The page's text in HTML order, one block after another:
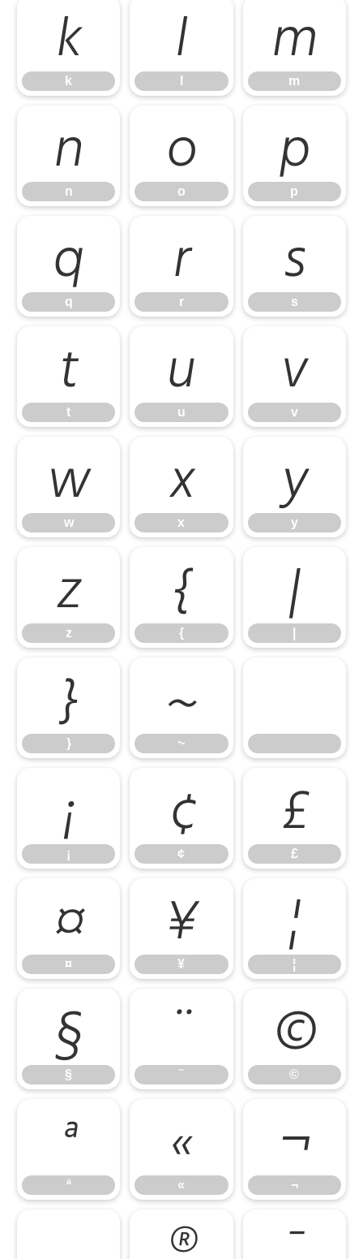
k
k
l m
m
n
n
o
o
p
p
q
q
r
r
s
s
t
t
u
u
v
v
w
w
x
x
y
y
z
z
{
{
|
}
}
~
~
¡
¡
¢
¢
£
£
¤
¤
¥
¥
¦
¦
§
§
¨
¨
©
©
ª
ª
«
«
¬
¬